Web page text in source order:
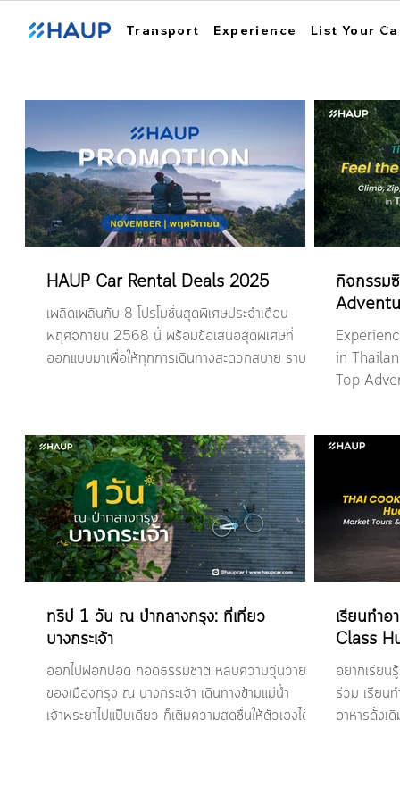
Transport Experience List Your
ฮ้อปคาร์ การใช้งาน สถ
HAUP Car Rental Deals 2025
เพลิดเพลินกับ 8 โปรโมชั่นสุดพิเศษประจำเดือน
พฤศจิกายน 2568 นี้ พร้อมข้อเสนอสุดพิเศษที่
ออกแบบมาเพื่อให้ทุกการเดินทางสะดวกสบาย ราบรื่น
คุณได้เลย
กิจกรรม
in
Top
ทริป 1 วัน ณ ป่ากลางกรุง: ที่เที่ยว
บางกระเจ้า
ออกไปฟอกปอด กอดธรรมชาติ หลบความวุ่นวาย
ของเมืองกรุง ณ บางกระเจ้า เดินทางข้ามแม่น้ำ
เจ้าพระยาไปแป๊บเดียว ก็เติมความสดชื่นให้ตัวเองได้
เรียนทำ
Class
อยากเรียน
ร่วม เรียน
อาหารดั้งเ